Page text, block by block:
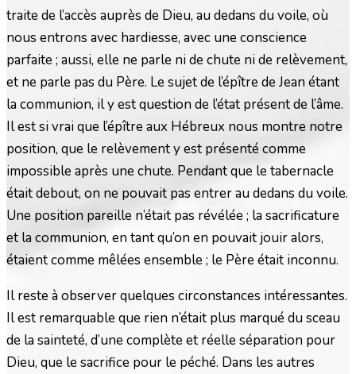
traite de l’accès auprès de Dieu, au dedans du voile, où
nous entrons avec hardiesse, avec une conscience
parfaite ; aussi, elle ne parle ni de chute ni de relèvement,
et ne parle pas du Père. Le sujet de l’épître de Jean étant
la communion, il y est question de l’état présent de l’âme.
Il est si vrai que l’épître aux Hébreux nous montre notre
position, que le relèvement y est présenté comme
impossible après une chute. Pendant que le tabernacle
était debout, on ne pouvait pas entrer au dedans du voile.
Une position pareille n’était pas révélée ; la sacrificature
et la communion, en tant qu’on en pouvait jouir alors,
étaient comme mêlées ensemble ; le Père était inconnu.
Il reste à observer quelques circonstances intéressantes.
Il est remarquable que rien n’était plus marqué du sceau
de la sainteté, d’une complète et réelle séparation pour
Dieu, que le sacrifice pour le péché. Dans les autres